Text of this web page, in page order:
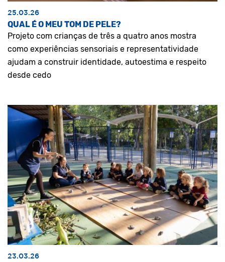
25.03.26
QUAL É O MEU TOM DE PELE?
Projeto com crianças de três a quatro anos mostra
como experiências sensoriais e representatividade
ajudam a construir identidade, autoestima e respeito
desde cedo
23.03.26